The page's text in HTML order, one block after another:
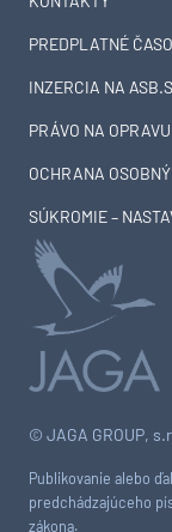
© JAGA GROUP,
Publikovanie alebo
predchádzajúceho
zákona.
PREDPLATNÉ
INZERCIA NA
PRÁVO NA OPRAVU
OCHRANA
SÚKROMIE –